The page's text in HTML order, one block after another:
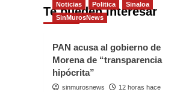
Te pueden interesar
Noticias Politica
Sinaloa
SinMurosNews
PAN acusa al gobierno de
Morena de “transparencia
hipócrita”
sinmurosnews 12 horas hace